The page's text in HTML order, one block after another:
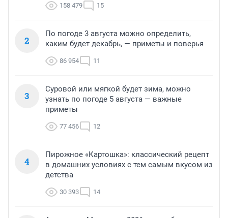
158 479 15
2
По погоде 3 августа можно определить,
каким будет декабрь, — приметы и поверья
86 954 11
3
Суровой или мягкой будет зима, можно
узнать по погоде 5 августа — важные
приметы
77 456 12
4
Пирожное «Картошка»: классический рецепт
в домашних условиях с тем самым вкусом из
детства
30 393 14